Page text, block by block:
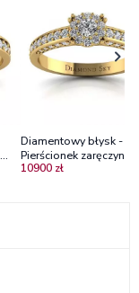
Diamentowy błysk -
Pierścionek
żółtego złota z
10900 zł